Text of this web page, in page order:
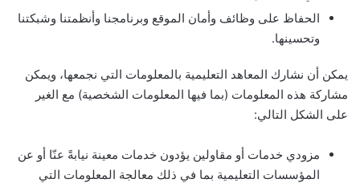
الحفاظ على وظائف وأمان الموقع وبرنامجنا وأنظمتنا وشبكتنا
وتحسينها.
يمكن أن نشارك المعاهد التعليمية بالمعلومات التي نجمعها، ويمكن
مشاركة هذه المعلومات (بما فيها المعلومات الشخصية) مع الغير
على الشكل التالي:
مزودي خدمات أو مقاولين يؤدون خدمات معينة نيابةً عنّا أو عن
المؤسسات التعليمية بما في ذلك معالجة المعلومات التي